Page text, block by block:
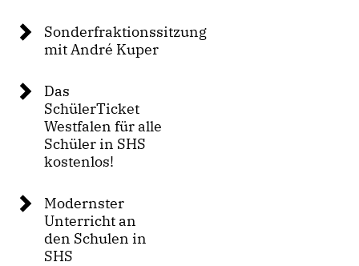
Sonderfraktionssitzung
mit André Kuper
Das
SchülerTicket
Westfalen für alle
Schüler in SHS
kostenlos!
Modernster
Unterricht an
den Schulen in
SHS